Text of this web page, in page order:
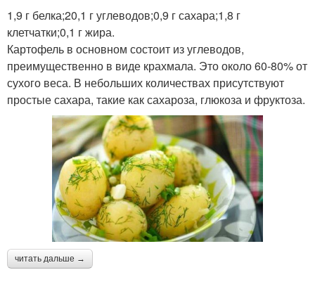
1,9 г белка;20,1 г углеводов;0,9 г сахара;1,8 г
клетчатки;0,1 г жира.
Картофель в основном состоит из углеводов,
преимущественно в виде крахмала. Это около 60-80% от
сухого веса. В небольших количествах присутствуют
простые сахара, такие как сахароза, глюкоза и фруктоза.
читать дальше →